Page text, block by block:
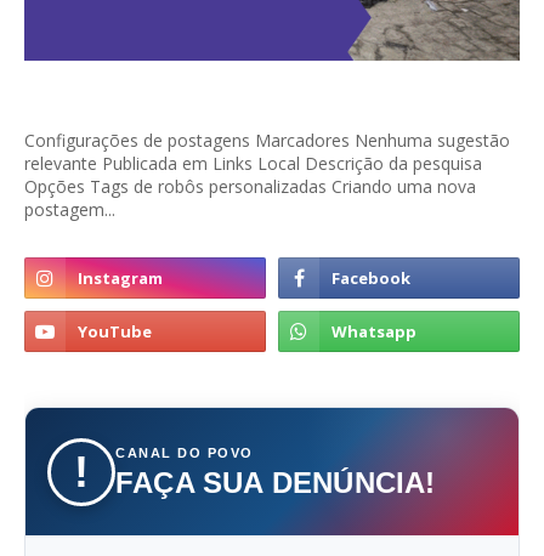
Configurações de postagens Marcadores Nenhuma sugestão
relevante Publicada em Links Local Descrição da pesquisa
Opções Tags de robôs personalizadas Criando uma nova
postagem...
! CANAL DO POVO
FAÇA SUA DENÚNCIA!